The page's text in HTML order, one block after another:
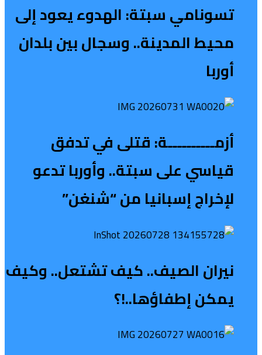
تسونامي سبتة: الهدوء يعود إلى
محيط المدينة.. وسجال بين بلدان
أوربا
أزمــــــــــة: قتلى في تدفق
قياسي على سبتة.. وأوربا تدعو
لإخراج إسبانيا من “شنغن”
نيران الصيف.. كيف تشتعل.. وكيف
يمكن إطفاؤها..!؟